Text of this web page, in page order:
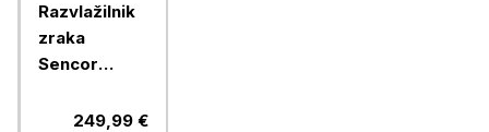
Razvlažilnik
zraka
Sencor
20 L249,99 €